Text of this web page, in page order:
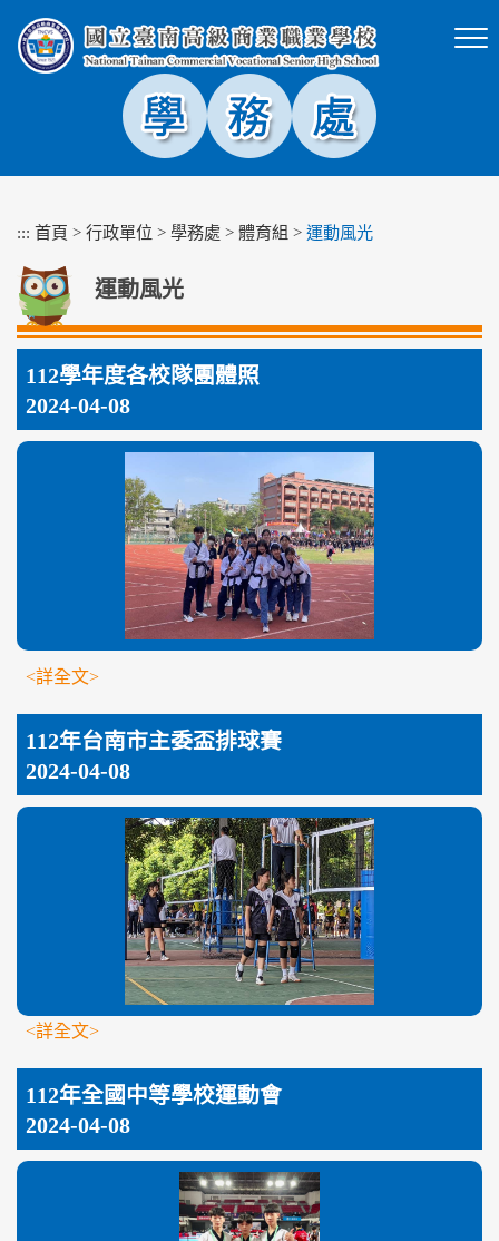
塊
::: 首頁 > 行政單位 > 學務處 > 體育組 > 運動風光
運動風光
112學年度各校隊團體照
2024-04-08
<詳全文>
112年台南市主委盃排球賽
2024-04-08
<詳全文>
112年全國中等學校運動會
2024-04-08